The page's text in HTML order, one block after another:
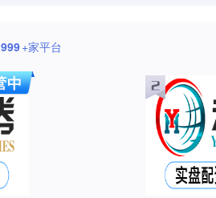
999+家平台